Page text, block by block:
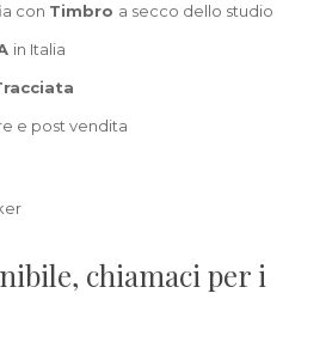
con Timbro a secco dello studio
in Italia
e post vendita
chiamaci per i